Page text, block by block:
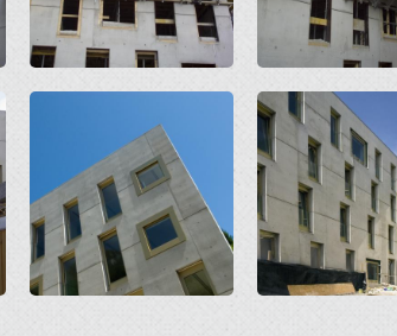
Open Open